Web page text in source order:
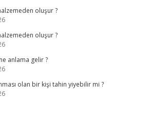
oluşur ?
oluşur ?
anlama gelir ?
olan bir kişi tahin yiyebilir mi ?